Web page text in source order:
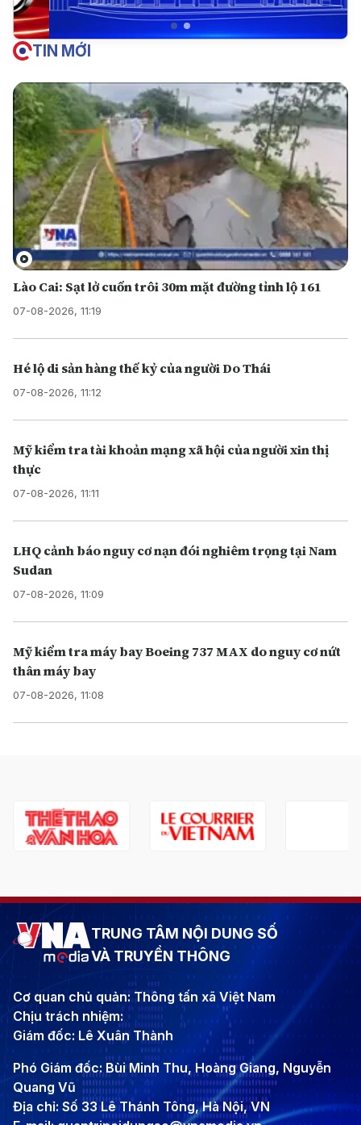
TIN MỚI
Lào Cai: Sạt lở cuốn trôi 30m mặt đường tỉnh lộ 161
07-08-2026, 11:19
Hé lộ di sản hàng thế kỷ của người Do Thái
07-08-2026, 11:12
Mỹ kiểm tra tài khoản mạng xã hội của người xin thị
thực
07-08-2026, 11:11
LHQ cảnh báo nguy cơ nạn đói nghiêm trọng tại Nam
Sudan
07-08-2026, 11:09
Mỹ kiểm tra máy bay Boeing 737 MAX do nguy cơ nứt
thân máy bay
07-08-2026, 11:08
TRUNG TÂM NỘI DUNG SỐ
VÀ TRUYỀN THÔNG
Cơ quan chủ quản: Thông tấn xã Việt Nam
Chịu trách nhiệm:
Giám đốc: Lê Xuân Thành
Phó Giám đốc: Bùi Minh Thu, Hoàng Giang, Nguyễn
Quang Vũ
Địa chỉ: Số 33 Lê Thánh Tông, Hà Nội, VN